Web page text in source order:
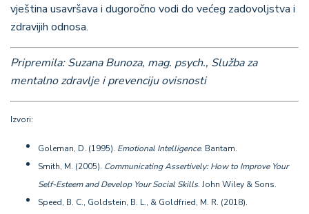
vještina usavršava i dugoročno vodi do većeg zadovoljstva i
zdravijih odnosa.
Pripremila: Suzana Bunoza, mag. psych., Služba za
mentalno zdravlje i prevenciju ovisnosti
Izvori:
Goleman, D. (1995). Emotional Intelligence. Bantam.
Smith, M. (2005). Communicating Assertively: How to Improve Your
Self-Esteem and Develop Your Social Skills. John Wiley & Sons.
Speed, B. C., Goldstein, B. L., & Goldfried, M. R. (2018).